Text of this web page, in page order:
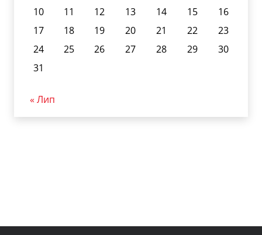
10
11 12 13 14 15
16
17
18 19 20 21 22
23
24
25 26 27 28 29
30
31
« Лип